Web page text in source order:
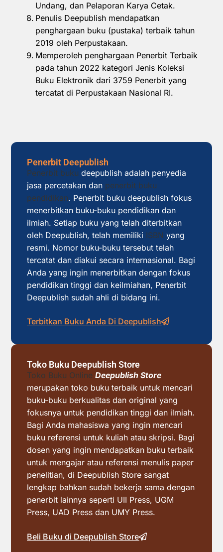
Undang, dan Pelaporan Karya Cetak.
Penulis Deepublish mendapatkan
penghargaan buku (pustaka) terbaik tahun
2019 oleh Perpustakaan.
Memperoleh penghargaan Penerbit Terbaik
pada tahun 2022 kategori Jenis Koleksi
Buku Elektronik dari 3759 Penerbit yang
tercatat di Perpustakaan Nasional RI.
Penerbit Deepublish
Penerbit buku deepublish adalah penyedia
jasa percetakan dan penerbit buku
pendidikan. Penerbit buku deepublish fokus
menerbitkan buku-buku pendidikan dan
ilmiah. Setiap buku yang telah diterbitkan
oleh Deepublish, telah memiliki ISBN yang
resmi. Nomor buku-buku tersebut telah
tercatat dan diakui secara internasional. Bagi
Anda yang ingin menerbitkan dengan fokus
pendidikan tinggi dan keilmiahan, Penerbit
Deepublish sudah ahli di bidang ini.
Terbitkan Buku Anda Di Deepublish
Toko Buku Deepublish Store
Toko Buku Online Deepublish Store
merupakan toko buku terbaik untuk mencari
buku-buku berkualitas dan original yang
fokusnya untuk pendidikan tinggi dan ilmiah.
Bagi Anda mahasiswa yang ingin mencari
buku referensi untuk kuliah atau skripsi. Bagi
dosen yang ingin mendapatkan buku terbaik
untuk mengajar atau referensi menulis paper
penelitian, di Deepublish Store sangat
lengkap bahkan sudah bekerja sama dengan
penerbit lainnya seperti UII Press, UGM
Press, UAD Press dan UMY Press.
Beli Buku di Deepublish Store